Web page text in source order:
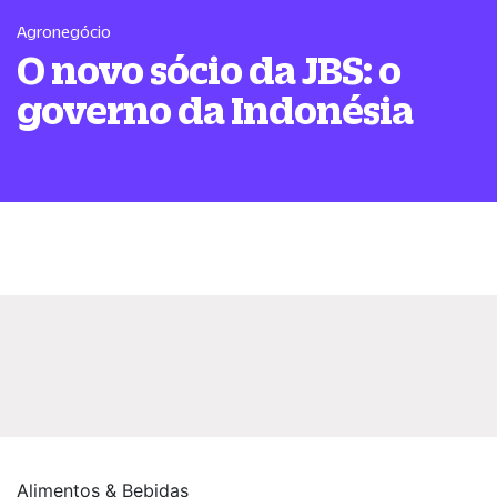
Agronegócio
O novo sócio da JBS: o
governo da Indonésia
Alimentos & Bebidas